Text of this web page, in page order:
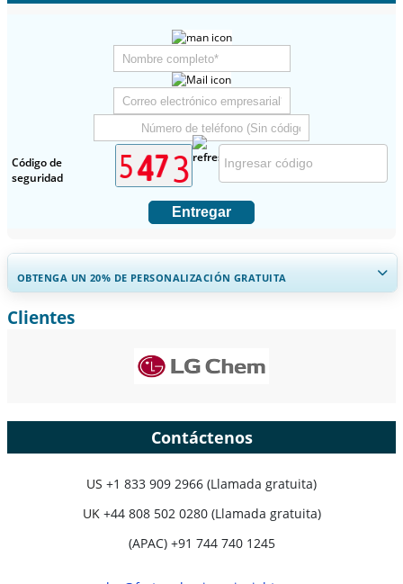
Código de
seguridad
Entregar
OBTENGA UN 20% DE PERSONALIZACIÓN GRATUITA
Ampliar la cobertura regional y por país, Análisis de segmentos,
sobre el usuario final.
Clientes
Contáctenos
US +1 833 909 2966 (Llamada gratuita)
UK +44 808 502 0280 (Llamada gratuita)
(APAC) +91 744 740 1245